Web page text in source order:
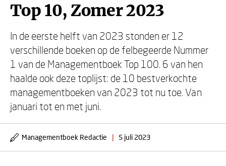
Top 10, Zomer 2023
In de eerste helft van 2023 stonden er 12
verschillende boeken op de felbegeerde Nummer
1 van de Managementboek Top 100. 6 van hen
haalde ook deze toplijst: de 10 bestverkochte
managementboeken van 2023 tot nu toe. Van
januari tot en met juni.
Managementboek Redactie | 5 juli 2023